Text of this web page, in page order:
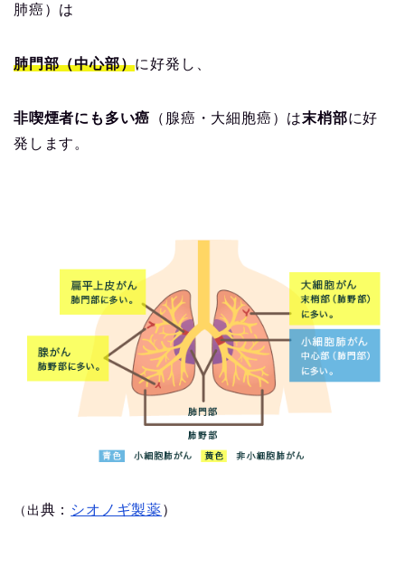
肺癌）は
肺門部（中心部）に好発し、
非喫煙者にも多い癌 （腺癌・大細胞癌）は末梢部に好
発します。
（出典： シオノギ製薬）